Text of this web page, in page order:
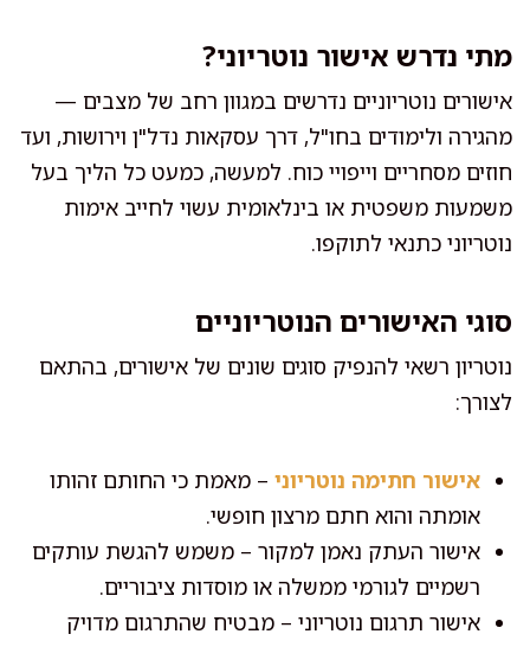
מתי נדרש אישור נוטריוני?
אישורים נוטריוניים נדרשים במגוון רחב של מצבים —
מהגירה ולימודים בחו"ל, דרך עסקאות נדל"ן וירושות, ועד
חוזים מסחריים וייפויי כוח. למעשה, כמעט כל הליך בעל
משמעות משפטית או בינלאומית עשוי לחייב אימות
נוטריוני כתנאי לתוקפו.
סוגי האישורים הנוטריוניים
נוטריון רשאי להנפיק סוגים שונים של אישורים, בהתאם
לצורך:
אישור חתימה נוטריוני – מאמת כי החותם זהותו
אומתה והוא חתם מרצון חופשי.
אישור העתק נאמן למקור – משמש להגשת עותקים
רשמיים לגורמי ממשלה או מוסדות ציבוריים.
אישור תרגום נוטריוני – מבטיח שהתרגום מדויק